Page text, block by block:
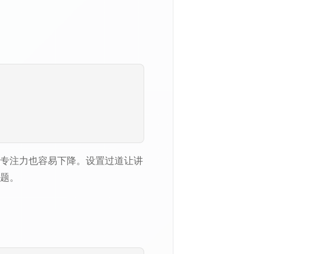
注力也容易下降。设置过道让讲
。